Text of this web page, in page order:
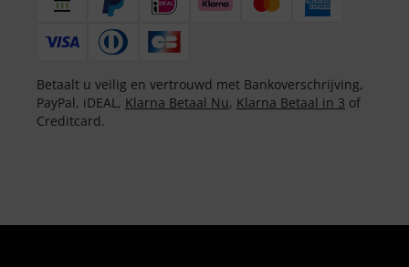
Betaalt u veilig en vertrouwd met Bankoverschrijving,
PayPal, iDEAL, Klarna Betaal Nu, Klarna Betaal in 3 of
Creditcard.